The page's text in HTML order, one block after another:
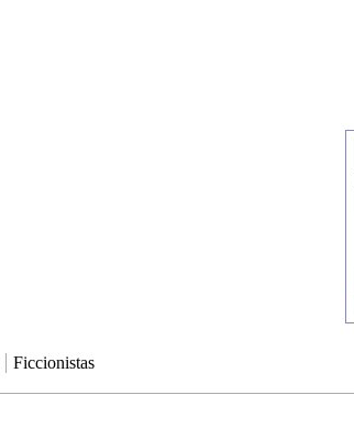
Ficcionistas